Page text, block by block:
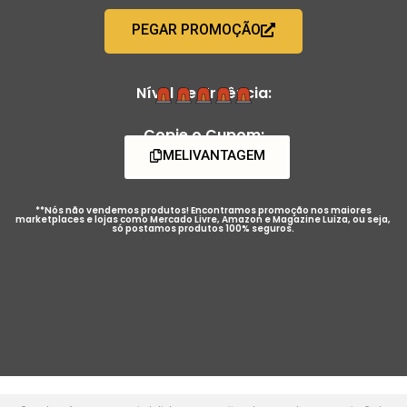
PEGAR PROMOÇÃO
Nível de Urgência:
Copie o Cupom:
MELIVANTAGEM
**Nós não vendemos produtos! Encontramos promoção nos maiores
marketplaces e lojas como Mercado Livre, Amazon e Magazine Luiza, ou seja,
só postamos produtos 100% seguros.